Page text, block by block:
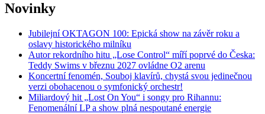
Novinky
Jubilejní OKTAGON 100: Epická show na závěr roku a
oslavy historického milníku
Autor rekordního hitu „Lose Control“ míří poprvé do Česka:
Teddy Swims v březnu 2027 ovládne O2 arenu
Koncertní fenomén, Souboj klavírů, chystá svou jedinečnou
verzi obohacenou o symfonický orchestr!
Miliardový hit „Lost On You“ i songy pro Rihannu:
Fenomenální LP a show plná nespoutané energie